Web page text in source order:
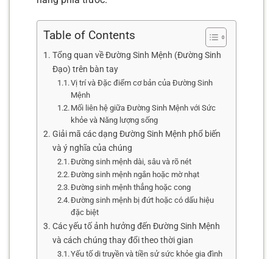
Table of Contents
Tổng quan về Đường Sinh Mệnh (Đường Sinh
Đạo) trên bàn tay
Vị trí và Đặc điểm cơ bản của Đường Sinh
Mệnh
Mối liên hệ giữa Đường Sinh Mệnh với Sức
khỏe và Năng lượng sống
Giải mã các dạng Đường Sinh Mệnh phổ biến
và ý nghĩa của chúng
Đường sinh mệnh dài, sâu và rõ nét
Đường sinh mệnh ngắn hoặc mờ nhạt
Đường sinh mệnh thẳng hoặc cong
Đường sinh mệnh bị đứt hoặc có dấu hiệu
đặc biệt
Các yếu tố ảnh hưởng đến Đường Sinh Mệnh
và cách chúng thay đổi theo thời gian
Yếu tố di truyền và tiền sử sức khỏe gia đình